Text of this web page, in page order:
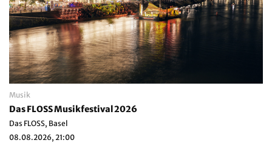
Musik
Das FLOSS Musikfestival 2026
Das FLOSS, Basel
08.08.2026, 21:00